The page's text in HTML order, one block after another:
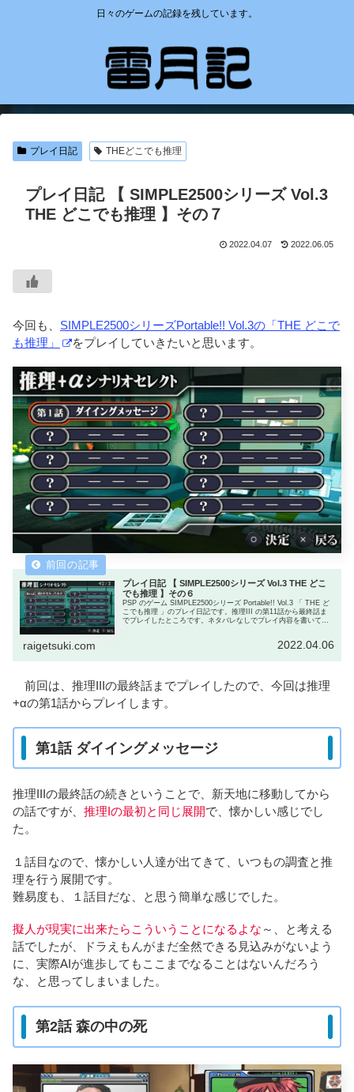
日々のゲームの記録を残しています。
プレイ日記 THEどこでも推理
プレイ日記 【 SIMPLE2500シリーズ Vol.3
THE どこでも推理 】その７
2022.04.07 2022.06.05
今回も、 SIMPLE2500シリーズPortable!! Vol.3の「THE どこで
も推理」
をプレイしていきたいと思います。
プレイ日記 【 SIMPLE2500シリーズ Vol.3 THE どこ
でも推理 】その６
PSP のゲーム SIMPLE2500シリーズ Portable!! Vol.3 「 THE ど
こでも推理 」のプレイ日記です。推理III の第11話から最終話ま
でプレイしたところです。ネタバレなしでプレイ内容を書いてい
raigetsuki.com 2022.04.06
前回は、推理IIIの最終話までプレイしたので、今回は推理
+αの第1話からプレイします。
第1話 ダイイングメッセージ
推理IIIの最終話の続きということで、新天地に移動してから
の話ですが、 推理Iの最初と同じ展開で、懐かしい感じでし
た。
１話目なので、懐かしい人達が出てきて、いつもの調査と推
理を行う展開です。
難易度も、１話目だな、と思う簡単な感じでした。
擬人が現実に出来たらこういうことになるよな ～、と考える
話でしたが、ドラえもんがまだ全然できる見込みがないよう
に、実際AIが進歩してもここまでなることはないんだろう
な、と思ってしまいました。
第2話 森の中の死